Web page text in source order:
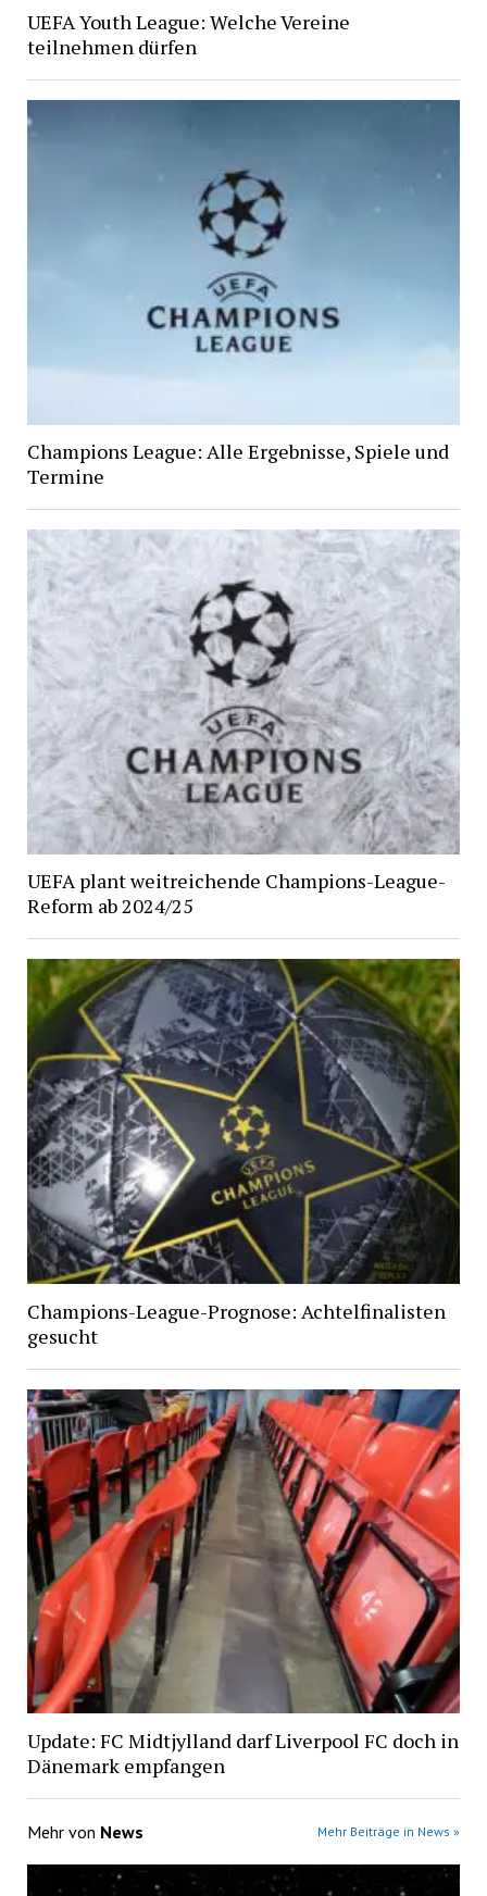
UEFA Youth League: Welche Vereine
teilnehmen dürfen
Champions League: Alle Ergebnisse, Spiele und
Termine
UEFA plant weitreichende Champions-League-
Reform ab 2024/25
Champions-League-Prognose: Achtelfinalisten
gesucht
Update: FC Midtjylland darf Liverpool FC doch in
Dänemark empfangen
Mehr von News Mehr Beiträge in News »